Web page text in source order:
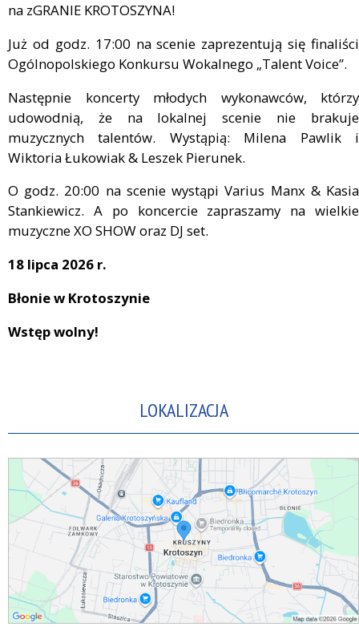
na zGRANIE KROTOSZYNA!
Już od godz. 17:00 na scenie zaprezentują się finaliści
Ogólnopolskiego Konkursu Wokalnego „Talent Voice”.
Następnie koncerty młodych wykonawców, którzy
udowodnią, że na lokalnej scenie nie brakuje
muzycznych talentów. Wystąpią: Milena Pawlik i
Wiktoria Łukowiak & Leszek Pierunek.
O godz. 20:00 na scenie wystąpi Varius Manx & Kasia
Stankiewicz. A po koncercie zapraszamy na wielkie
muzyczne XO SHOW oraz DJ set.
18 lipca 2026 r.
Błonie w Krotoszynie
Wstęp wolny!
LOKALIZACJA